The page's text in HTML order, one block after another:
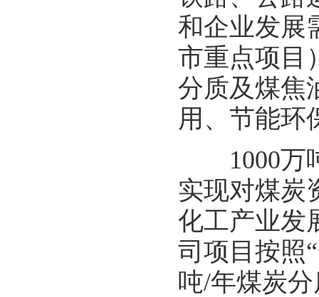
和企业发展
市重点项目
分质及煤焦
用、节能环
1000万吨
实现对煤炭
化工产业发
司项目按照
吨/年煤炭